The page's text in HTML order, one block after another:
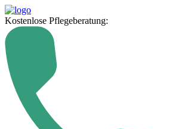
Kostenlose Pflegeberatung: